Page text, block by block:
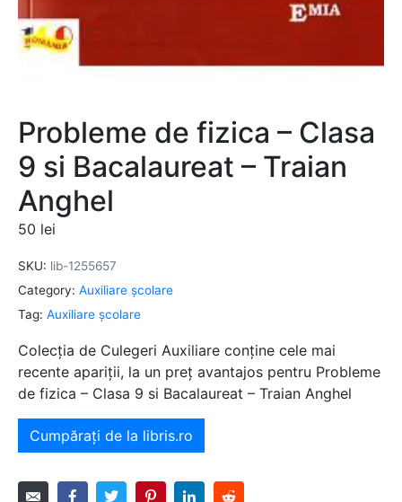
Probleme de fizica – Clasa
9 si Bacalaureat – Traian
Anghel
50 lei
SKU: lib-1255657
Category: Auxiliare şcolare
Tag: Auxiliare şcolare
Colecția de Culegeri Auxiliare conține cele mai
recente apariții, la un preț avantajos pentru Probleme
de fizica – Clasa 9 si Bacalaureat – Traian Anghel
Cumpărați de la libris.ro